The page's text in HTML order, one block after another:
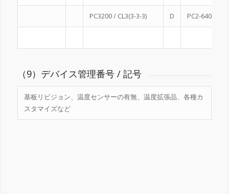
PC3200 / CL3(3-3-3) D PC2-6400(5-
（9）デバイス管理番号 / 記号
基板リビジョン、温度センサーの有無、温度拡張品、各種カ
スタマイズなど